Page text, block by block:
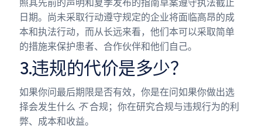
照其先前的声明和夏季发布的指南草案遵守执法截止
日期。尚未采取行动遵守规定的企业将面临高昂的成
本和执法行动，而从长远来看，他们本可以采取简单
的措施来保护患者、合作伙伴和他们自己。
3.违规的代价是多少？
如果你问最后期限是否有效，你是在问如果你做出选
择会发生什么 不合规；你在研究合规与违规行为的利
弊、成本和收益。